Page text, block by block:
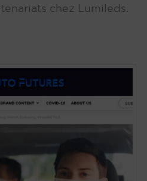
chez Lumileds.